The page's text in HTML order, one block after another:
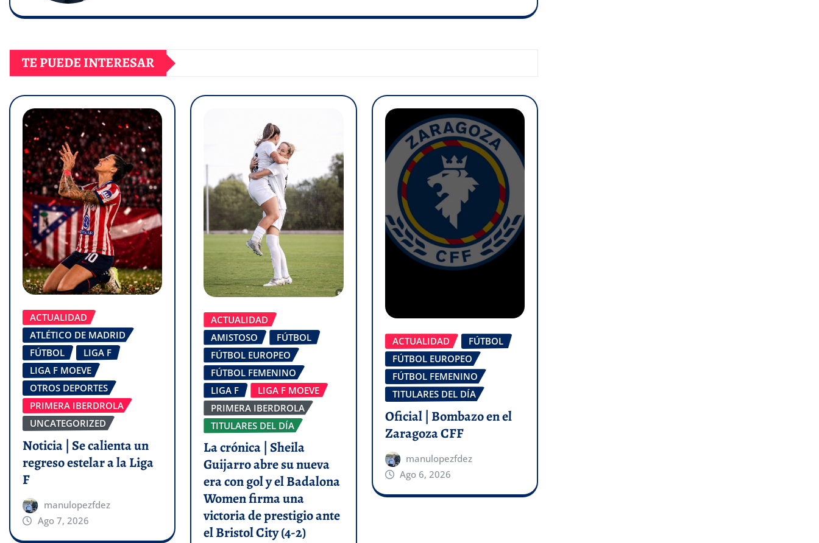
TE PUEDE INTERESAR
ACTUALIDAD
ATLÉTICO DE MADRID
FÚTBOL
LIGA F
LIGA F MOEVE
OTROS DEPORTES
PRIMERA IBERDROLA
UNCATEGORIZED
Noticia | Se calienta un
regreso estelar a la Liga
F
manulopezfdez
Ago 7, 2026
ACTUALIDAD
AMISTOSO
FÚTBOL
FÚTBOL EUROPEO
FÚTBOL FEMENINO
LIGA F
LIGA F MOEVE
PRIMERA IBERDROLA
TITULARES DEL DÍA
La crónica | Sheila
Guijarro abre su nueva
era con gol y el Badalona
Women firma una
victoria de prestigio ante
el Bristol City (4-2)
ACTUALIDAD
FÚTBOL
FÚTBOL EUROPEO
FÚTBOL FEMENINO
TITULARES DEL DÍA
Oficial | Bombazo en el
Zaragoza CFF
manulopezfdez
Ago 6, 2026